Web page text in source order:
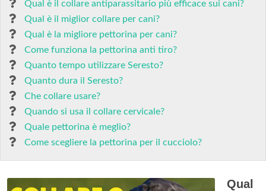
Qual è il collare antiparassitario più efficace sui cani?
Qual è il miglior collare per cani?
Qual è la migliore pettorina per cani?
Come funziona la pettorina anti tiro?
Quanto tempo utilizzare Seresto?
Quanto dura il Seresto?
Che collare usare?
Quando si usa il collare cervicale?
Quale pettorina è meglio?
Come scegliere la pettorina per il cucciolo?
Qual